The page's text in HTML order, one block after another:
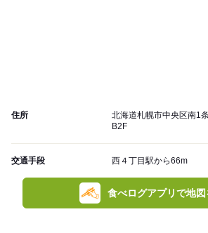
住所
北海道札幌市中央区南1
B2F
交通手段 西４丁目駅から66m
食べログアプリで地図